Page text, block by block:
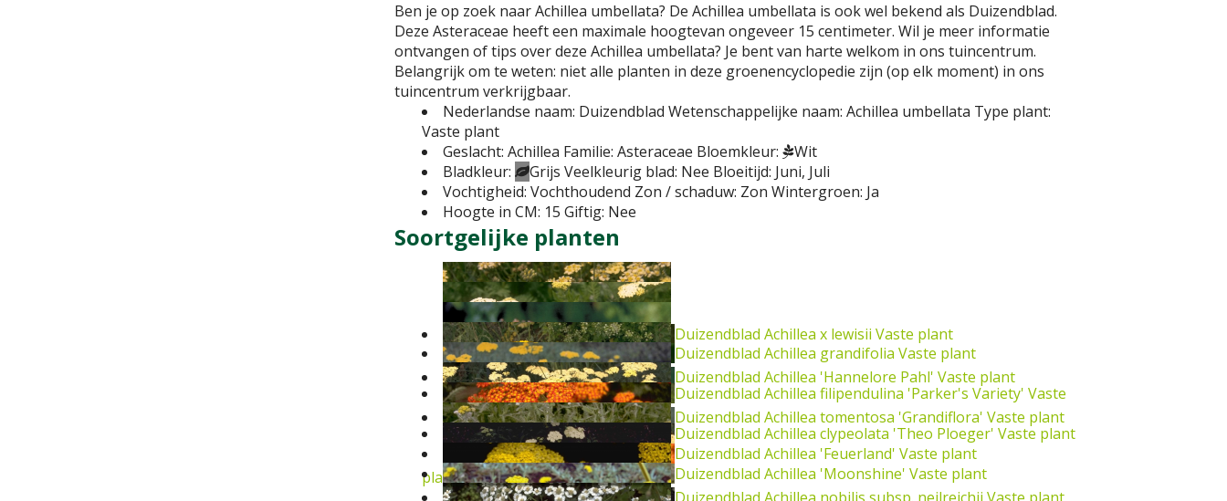
Ben je op zoek naar Achillea umbellata? De Achillea umbellata is ook wel bekend als Duizendblad.
Deze Asteraceae heeft een maximale hoogtevan ongeveer 15 centimeter. Wil je meer informatie
ontvangen of tips over deze Achillea umbellata? Je bent van harte welkom in ons tuincentrum.
Belangrijk om te weten: niet alle planten in deze groenencyclopedie zijn (op elk moment) in ons
tuincentrum verkrijgbaar.
Nederlandse naam: Duizendblad Wetenschappelijke naam: Achillea umbellata Type plant:
Vaste plant
Geslacht: Achillea Familie: Asteraceae Bloemkleur:
Wit
Bladkleur:
Grijs Veelkleurig blad: Nee Bloeitijd: Juni, Juli
Vochtigheid: Vochthoudend Zon / schaduw: Zon Wintergroen: Ja
Hoogte in CM: 15 Giftig: Nee
Soortgelijke planten
Duizendblad Achillea x lewisii Vaste plant
Duizendblad Achillea grandifolia Vaste plant
Duizendblad Achillea 'Hannelore Pahl' Vaste plant
Duizendblad Achillea filipendulina 'Parker's Variety' Vaste
plant
Duizendblad Achillea tomentosa 'Grandiflora' Vaste plant
Duizendblad Achillea clypeolata 'Theo Ploeger' Vaste plant
Duizendblad Achillea 'Feuerland' Vaste plant
Duizendblad Achillea 'Moonshine' Vaste plant